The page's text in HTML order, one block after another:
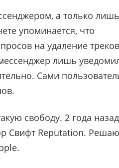
а только
упоминается, что
на удаление
лишь
Сами
свободу. 2 года назад
Свифт Reputation.